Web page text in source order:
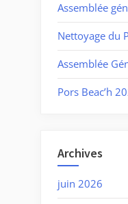
Assemblée
Nettoyage du
Assemblée
Pors Beac’h
Archives
juin 2026